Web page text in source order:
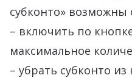
субконто»
– включить по
максимальное
– убрать субконто